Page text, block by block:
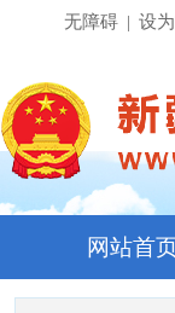
无障碍 | 设
网站首